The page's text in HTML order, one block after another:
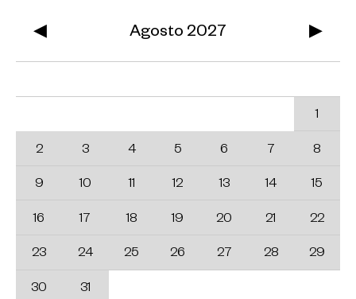
◀ Agosto 2027 ▶
1
2 3 4 5 6 7 8
9 10 11 12 13 14 15
16 17 18 19 20 21 22
23 24 25 26 27 28 29
30 31